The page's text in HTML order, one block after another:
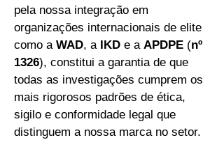
pela nossa integração em
organizações internacionais de elite
como a WAD, a IKD e a APDPE (nº
1326), constitui a garantia de que
todas as investigações cumprem os
mais rigorosos padrões de ética,
sigilo e conformidade legal que
distinguem a nossa marca no setor.